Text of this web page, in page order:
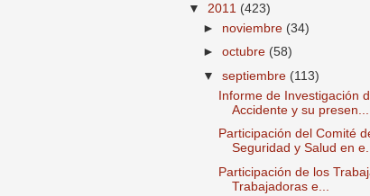
▼ 2011 (423)
► noviembre (34)
►octubre (58)
▼septiembre (113)
Informe de Investigación
Accidente y su presen...
Participación del Comité
Seguridad y Salud en
Participación de los
Trabajadoras e...